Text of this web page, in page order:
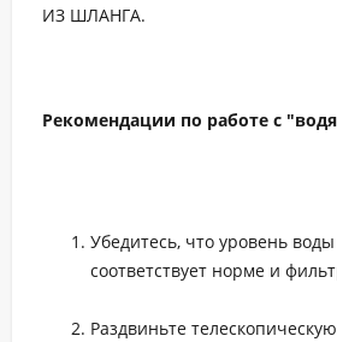
ИЗ ШЛАНГА.
Рекомендации по работе с
Убедитесь, что уровень
соответствует норме и
Раздвиньте